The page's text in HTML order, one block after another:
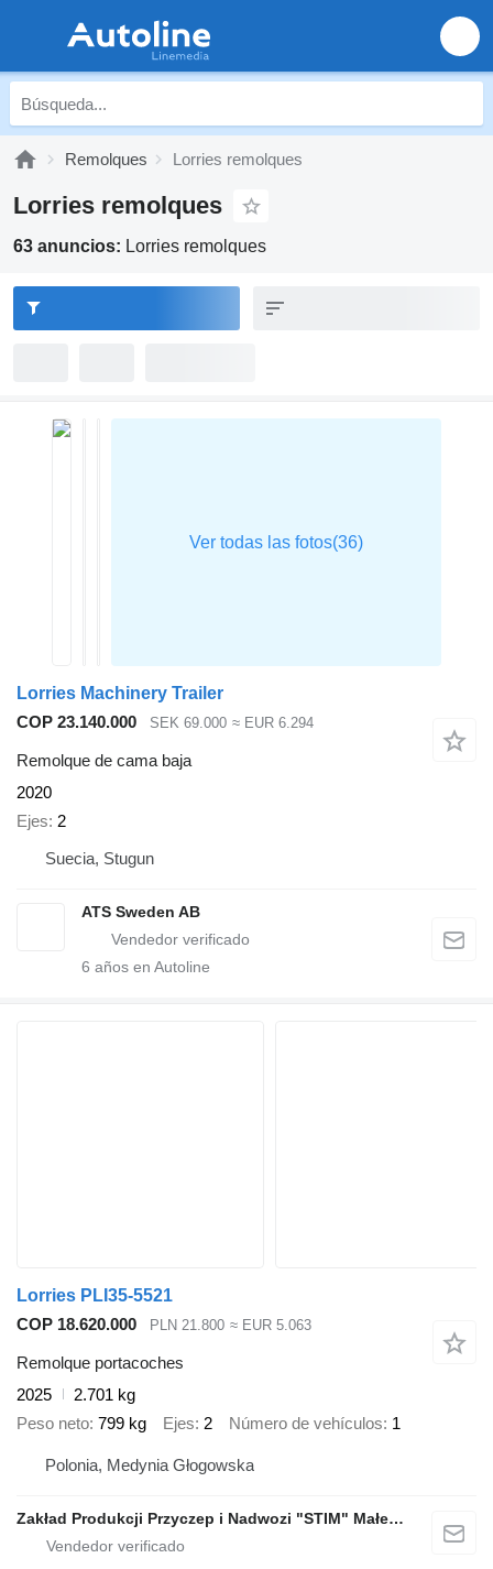
Remolques Lorries remolques
Lorries remolques
63 anuncios: Lorries remolques
Lorries Machinery Trailer
COP 23.140.000
SEK 69.000 ≈ EUR 6.294
Remolque de cama baja
2020
Ejes 2
Suecia, Stugun
ATS Sweden AB
6 años en Autoline
Lorries PLI35-5521
COP 18.620.000
PLN 21.800 ≈ EUR 5.063
Remolque portacoches
2025
2.701 kg
Peso neto 799 kg Ejes 2 Número de vehículos 1
Polonia, Medynia Głogowska
Zakład Produkcji Przyczep i Nadwozi "STIM" Małecki s.j.